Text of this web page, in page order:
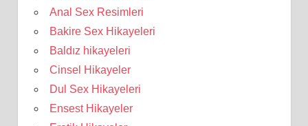
Anal Sex Resimleri
Bakire Sex Hikayeleri
Baldız hikayeleri
Cinsel Hikayeler
Dul Sex Hikayeleri
Ensest Hikayeler